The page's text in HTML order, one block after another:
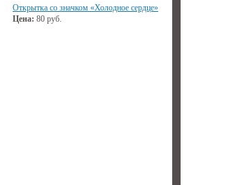
Открытка со значком «Холодное сердце»
Цена: 80 руб.